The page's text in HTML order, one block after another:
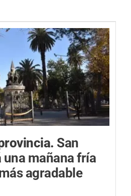
San
mañana fría
agradable